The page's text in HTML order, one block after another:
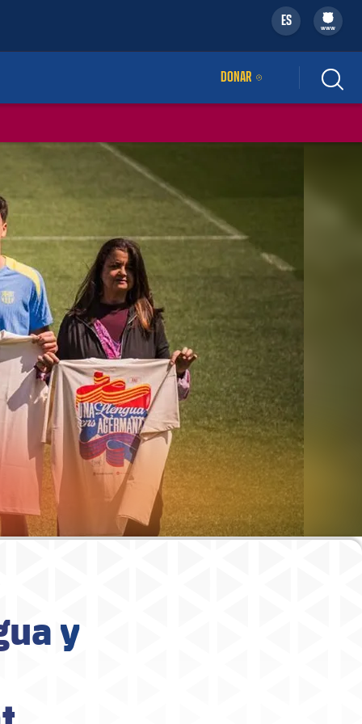
ES
filled-badge
www
DONARENLACE EXTERNO
y